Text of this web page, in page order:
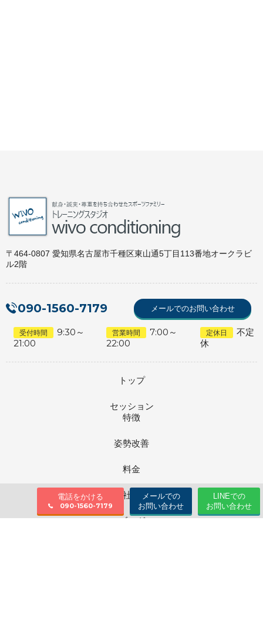
〒464-0807 愛知県名古屋市千種区東山通5丁目113番地オークラビ
ル2階
090-1560-7179 メールでのお問い合わせ
受付時間
9:30～
21:00
営業時間
7:00～
22:00
定休日
不定
休
トップ
セッション
特徴
姿勢改善
料金
会社情報
ブログ
電話をかける
090-1560-7179
メールでの
お問い合わせ
LINEでの
お問い合わせ